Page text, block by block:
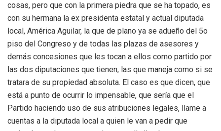
cosas, pero que con la primera piedra que se ha topado, es
con su hermana la ex presidenta estatal y actual diputada
local, América Aguilar, la que de plano ya se adueño del 5o
piso del Congreso y de todas las plazas de asesores y
demás concesiones que les tocan a ellos como partido por
las dos diputaciones que tienen, las que maneja como si se
tratara de su propiedad absoluta. El caso es que dicen, que
está a punto de ocurrir lo impensable, que sería que el
Partido haciendo uso de sus atribuciones legales, llame a
cuentas a la diputada local a quien le van a pedir que